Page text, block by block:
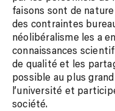
faisons sont de
des contraintes
néolibéralisme les a
connaissances
de qualité et les
possible au plus
l’université et
société.